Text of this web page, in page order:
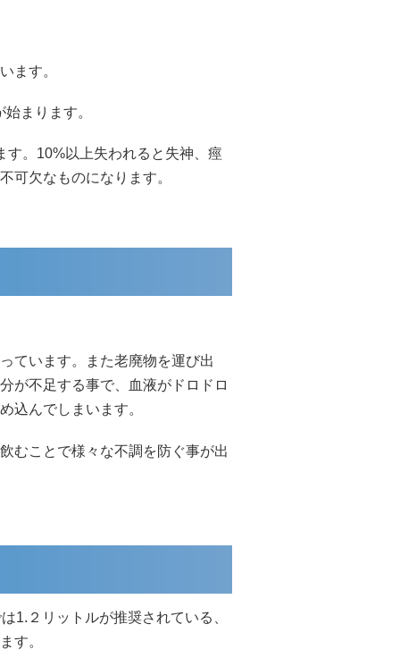
ます。
まります。
す。10%以上失われると失神、痙
可欠なものになります。
ています。また老廃物を運び出
が不足する事で、血液がドロドロ
込んでしまいます。
むことで様々な不調を防ぐ事が出
1.２リットルが推奨されている、
す。